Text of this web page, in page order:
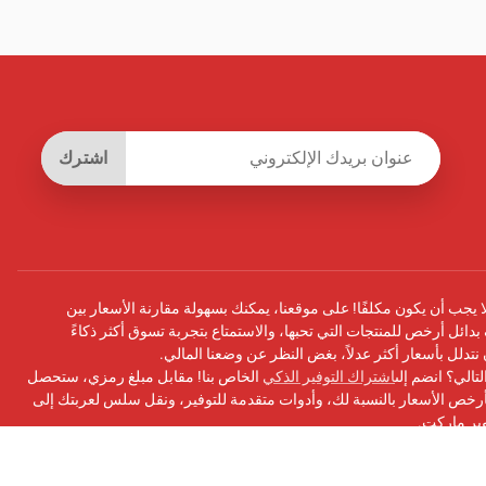
اشترك
أن يكون مكلفًا! على موقعنا، يمكنك بسهولة مقارنة الأسعار بين
أرخص للمنتجات التي تحبها، والاستمتاع بتجربة تسوق أكثر ذكاءً
نتدلل بأسعار أكثر عدلاً، بغض النظر عن وضعنا المالي.
انضم إلىاشتراك التوفير الذكي الخاص بنا! مقابل مبلغ رمزي، ستحصل
الأسعار بالنسبة لك، وأدوات متقدمة للتوفير، ونقل سلس لعربتك إلى
ماركت.